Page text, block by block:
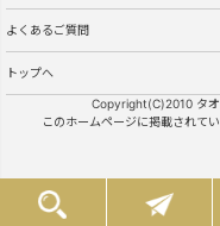
よくあるご質問
トップへ
Copyright(C)2010 タ
このホームページに掲載されて